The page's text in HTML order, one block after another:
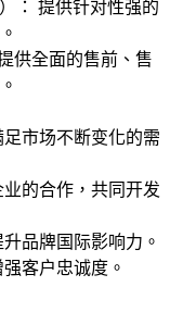
： 提供针对性强的
供全面的售前、售
市场不断变化的需
的合作，共同开发
品牌国际影响力。
客户忠诚度。